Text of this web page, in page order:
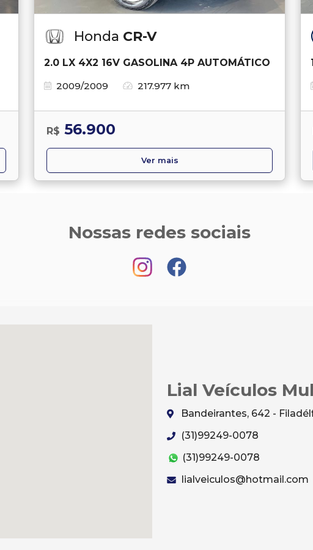
Honda CR-V
2.0 LX 4X2 16V GASOLINA 4P AUTOMÁTICO
2009/2009
217.977 km
R$ 56.900
Ver mais
Nossas redes sociais
Lial Veículos
Bandeirantes, 642 -
(31)99249-0078
(31)99249-0078
lialveiculos@hotmail.com